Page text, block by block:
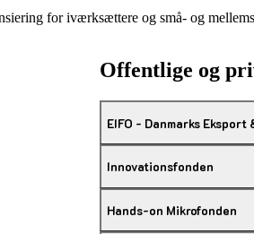
for iværksættere og små- og
Offentlige og
EIFO - Danmarks
Innovationsfonden
Hands-on Mikrofonden